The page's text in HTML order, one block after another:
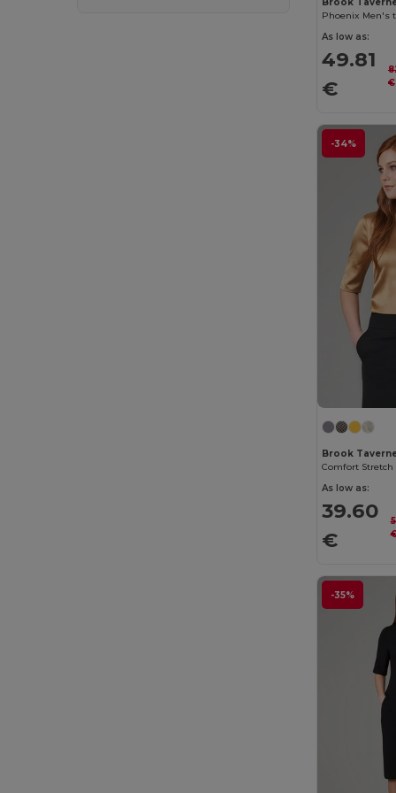
Phoenix Men's
As low as:
49.81
€
€
-34%
Brook
As low as:
39.60
€
-35%